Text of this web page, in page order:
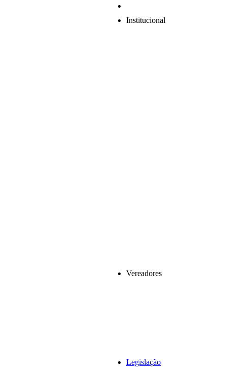
Institucional
Vereadores
Legislação